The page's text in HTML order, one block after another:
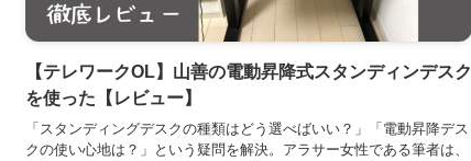
【テレワークOL】山善の電動昇降式スタンディンデスク
を使った【レビュー】
「スタンディングデスクの種類はどう選べばいい？」「電動昇降デス
クの使い心地は？」という疑問を解決。アラサー女性である筆者は、